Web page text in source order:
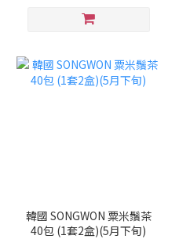
韓國 SONGWON 粟米鬚茶
40包 (1套2盒)(5月下旬)